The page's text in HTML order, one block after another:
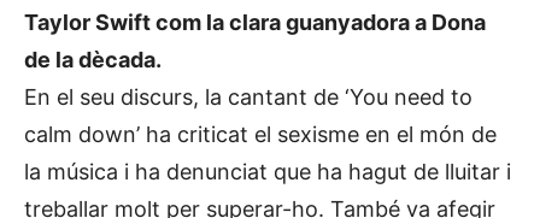
Taylor Swift com la clara guanyadora a Dona
de la dècada.
En el seu discurs, la cantant de ‘You need to
calm down’ ha criticat el sexisme en el món de
la música i ha denunciat que ha hagut de lluitar i
treballar molt per superar-ho. També va afegir